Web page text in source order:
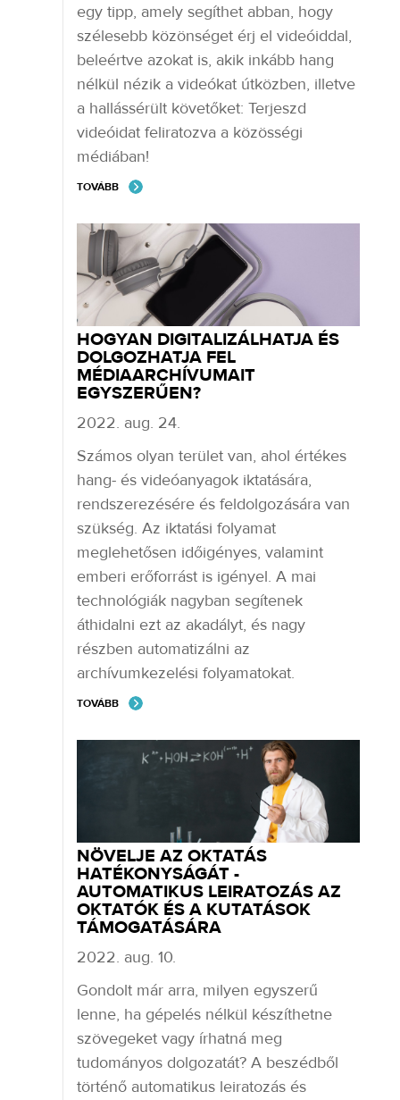
egy tipp, amely segíthet abban, hogy
szélesebb közönséget érj el videóiddal,
beleértve azokat is, akik inkább hang
nélkül nézik a videókat útközben, illetve
a hallássérült követőket: Terjeszd
videóidat feliratozva a közösségi
médiában!
TOVÁBB
HOGYAN DIGITALIZÁLHATJA ÉS
DOLGOZHATJA FEL
MÉDIAARCHÍVUMAIT
EGYSZERŰEN?
2022. aug. 24.
Számos olyan terület van, ahol értékes
hang- és videóanyagok iktatására,
rendszerezésére és feldolgozására van
szükség. Az iktatási folyamat
meglehetősen időigényes, valamint
emberi erőforrást is igényel. A mai
technológiák nagyban segítenek
áthidalni ezt az akadályt, és nagy
részben automatizálni az
archívumkezelési folyamatokat.
TOVÁBB
NÖVELJE AZ OKTATÁS
HATÉKONYSÁGÁT -
AUTOMATIKUS LEIRATOZÁS AZ
OKTATÓK ÉS A KUTATÁSOK
TÁMOGATÁSÁRA
2022. aug. 10.
Gondolt már arra, milyen egyszerű
lenne, ha gépelés nélkül készíthetne
szövegeket vagy írhatná meg
tudományos dolgozatát? A beszédből
történő automatikus leiratozás és